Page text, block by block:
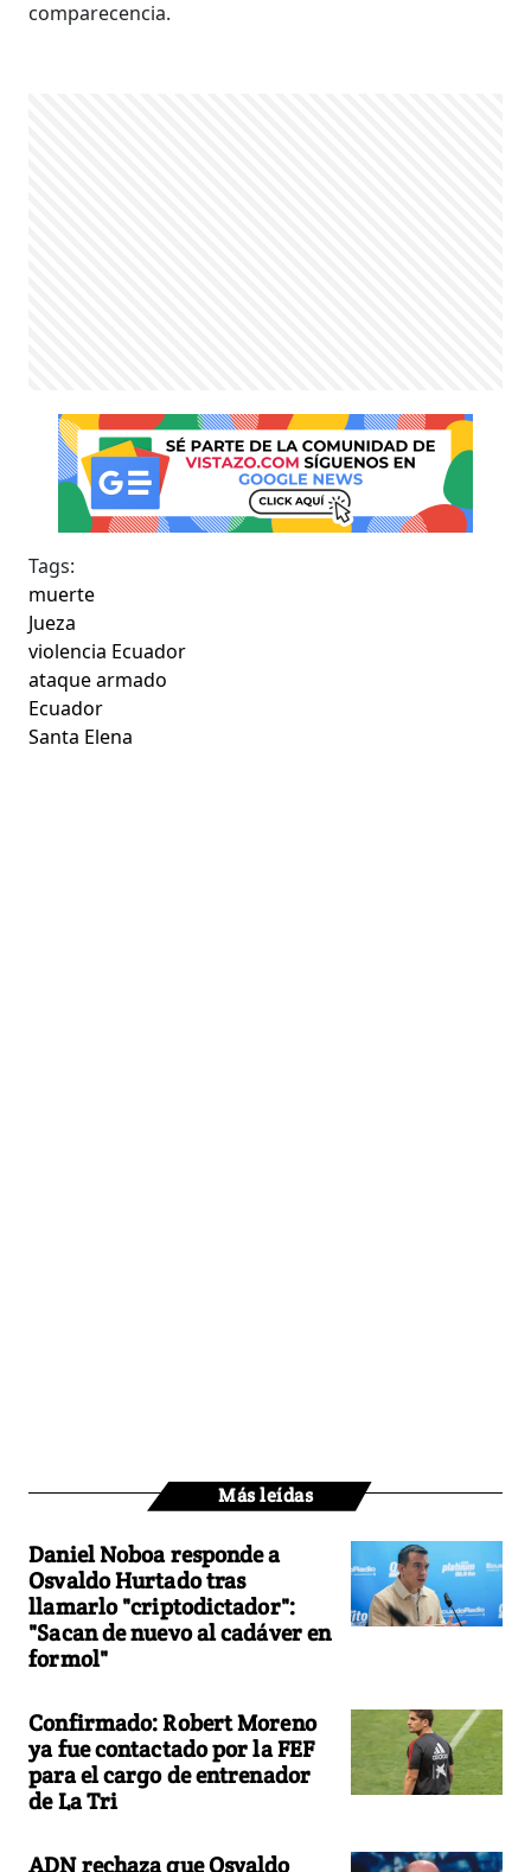
comparecencia.
Tags:
muerte
Jueza
violencia Ecuador
ataque armado
Ecuador
Santa Elena
Más leídas
Daniel Noboa responde a
Osvaldo Hurtado tras
llamarlo "criptodictador":
"Sacan de nuevo al cadáver en
formol"
Confirmado: Robert Moreno
ya fue contactado por la FEF
para el cargo de entrenador
de La Tri
ADN rechaza que Osvaldo